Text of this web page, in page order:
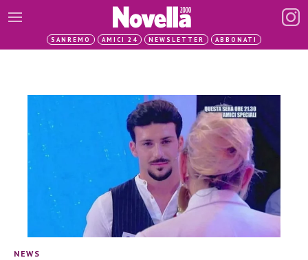
SANREMO AMICI 24 NEWSLETTER ABBONATI
NEWS